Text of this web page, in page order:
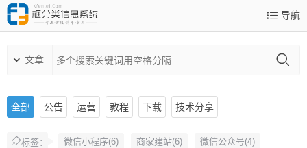
导航
文章
全部 公告 运营 教程 下载 技术分享
标签： 微信小程序(6) 商家建站(6) 微信公众号(4)